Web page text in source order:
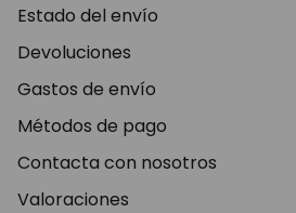
Estado del envío
Devoluciones
Gastos de envío
Métodos de pago
Contacta con nosotros
Valoraciones